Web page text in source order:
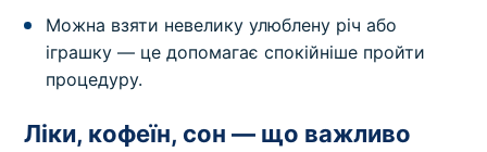
Можна взяти невелику улюблену річ або
іграшку — це допомагає спокійніше пройти
процедуру.
Ліки, кофеїн, сон — що важливо